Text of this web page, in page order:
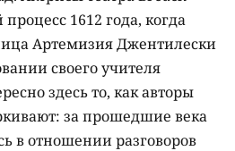
1612 года, когда
Артемизия Джентилески
своего учителя
здесь то, как авторы
за прошедшие века
в отношении разговоров